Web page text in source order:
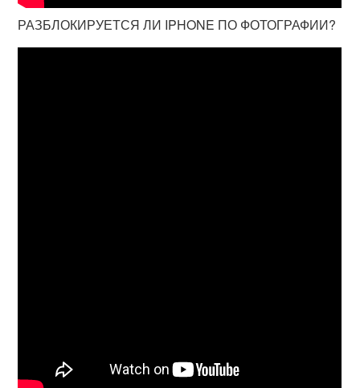
РАЗБЛОКИРУЕТСЯ ЛИ IPHONE ПО ФОТОГРАФИИ?